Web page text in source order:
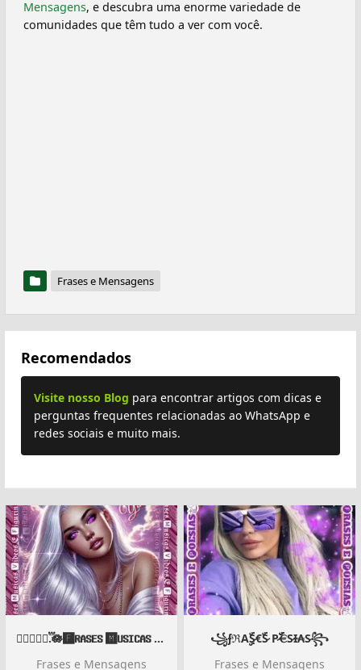
Mensagens, e descubra uma enorme variedade de
comunidades que têm tudo a ver com você.
Frases e Mensagens
Recomendados
Visite nosso Blog para encontrar artigos com dicas e
perguntas frequentes relacionadas ao WhatsApp e
redes sociais e muito mais.
ᬏᬸ᭄⃕⃝.፝֟🪷🅵𝐑𝐀𝐒𝐄𝐒 🅼𝐔𝐒𝐈𝐂𝐀𝐒 🆅𝐈𝐃𝐄𝐎𝐒 𝐄 🅵𝐈𝐆𝐔𝐑𝐈𝐍𝐇𝐀𝐒ᬏᬸ᭄⃕⃝.፝֟🪷
Frases e Mensagens
꧁ʄℜAۣۣۜۜS̷€ۜۜS̷ P̷ۜۜ€ۜۜS̷Ɨ₳S̷꧂
Frases e Mensagens